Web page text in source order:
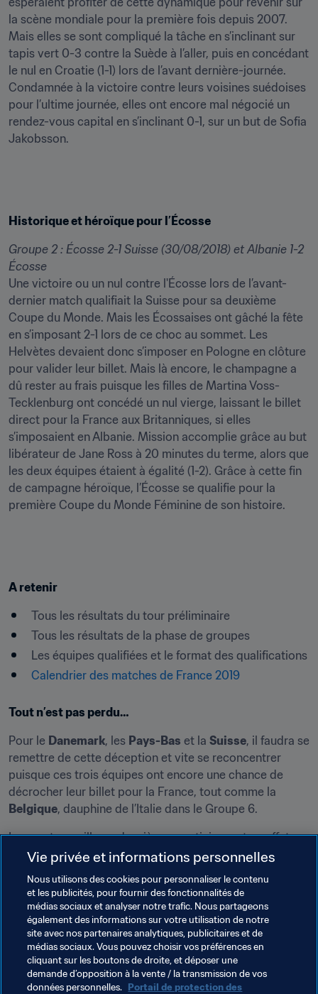
la scène mondiale pour la première fois depuis 2007.
Mais elles se sont compliqué la tâche en s’inclinant sur
tapis vert 0-3 contre la Suède à l’aller, puis en concédant
le nul en Croatie (1-1) lors de l’avant dernière-journée.
Condamnée à la victoire contre leurs voisines suédoises
pour l’ultime journée, elles ont encore mal négocié un
rendez-vous capital en s’inclinant 0-1, sur un but de Sofia
Jakobsson.
Historique et héroïque pour l’Écosse
Groupe 2 : Écosse 2-1 Suisse (30/08/2018) et Albanie 1-2
Écosse
Une victoire ou un nul contre l'Écosse lors de l’avant-
dernier match qualifiait la Suisse pour sa deuxième
Coupe du Monde. Mais les Écossaises ont gâché la fête
en s’imposant 2-1 lors de ce choc au sommet. Les
Helvètes devaient donc s’imposer en Pologne en clôture
pour valider leur billet. Mais là encore, le champagne a
dû rester au frais puisque les filles de Martina Voss-
Tecklenburg ont concédé un nul vierge, laissant le billet
direct pour la France aux Britanniques, si elles
s’imposaient en Albanie. Mission accomplie grâce au but
libérateur de Jane Ross à 20 minutes du terme, alors que
les deux équipes étaient à égalité (1-2). Grâce à cette fin
de campagne héroïque, l’Écosse se qualifie pour la
première Coupe du Monde Féminine de son histoire.
A retenir
Tous les résultats du tour préliminaire
Tous les résultats de la phase de groupes
Les équipes qualifiées et le format des qualifications
Calendrier des matches de France 2019
Tout n’est pas perdu…
Pour le Danemark, les Pays-Bas et la Suisse, il faudra se
remettre de cette déception et vite se reconcentrer
puisque ces trois équipes ont encore une chance de
Belgique, dauphine de l’Italie dans le Groupe 6.
Les quatre meilleurs deuxièmes participeront en effet
aux barrages, qui se déroulent avec demi-finales et
mini-tournoi décrochera l’ultime billet européen pour la
phase finale en France.
Thèmes en lien
Germany Sweden Norway Scotland
Vie privée et informations personnelles
Nous utilisons des cookies pour personnaliser le contenu
et les publicités, pour fournir des fonctionnalités de
médias sociaux et analyser notre trafic. Nous partageons
également des informations sur votre utilisation de notre
site avec nos partenaires analytiques, publicitaires et de
médias sociaux. Vous pouvez choisir vos préférences en
cliquant sur les boutons de droite, et déposer une
demande d’opposition à la vente / la transmission de vos
données personnelles. Portail de protection des